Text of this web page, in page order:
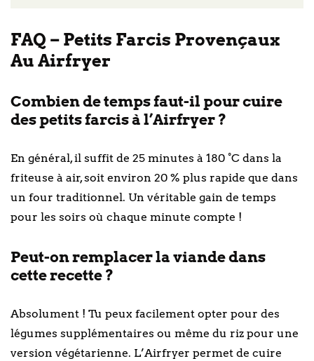
FAQ – Petits Farcis Provençaux
Au Airfryer
Combien de temps faut-il pour cuire
des petits farcis à l’Airfryer ?
En général, il suffit de 25 minutes à 180 °C dans la
friteuse à air, soit environ 20 % plus rapide que dans
un four traditionnel. Un véritable gain de temps
pour les soirs où chaque minute compte !
Peut-on remplacer la viande dans
cette recette ?
Absolument ! Tu peux facilement opter pour des
légumes supplémentaires ou même du riz pour une
version végétarienne. L’Airfryer permet de cuire